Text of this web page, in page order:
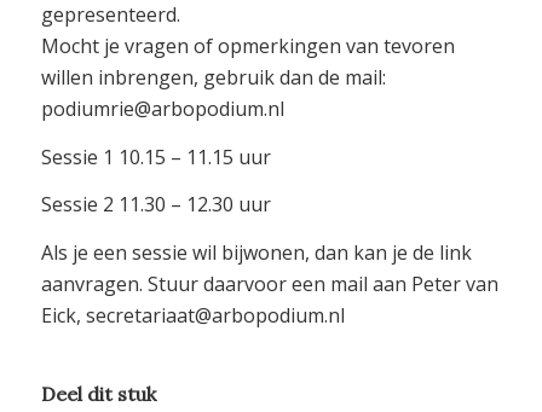
gepresenteerd.
Mocht je vragen of opmerkingen van tevoren
willen inbrengen, gebruik dan de mail:
podiumrie@arbopodium.nl
Sessie 1 10.15 – 11.15 uur
Sessie 2 11.30 – 12.30 uur
Als je een sessie wil bijwonen, dan kan je de link
aanvragen. Stuur daarvoor een mail aan Peter van
Eick, secretariaat@arbopodium.nl
Deel dit stuk